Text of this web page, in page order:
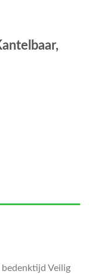
bedenktijd Veilig